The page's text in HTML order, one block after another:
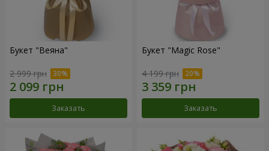
Букет "Веяна"
2 999 грн
Заказать
Букет "Magic Rose"
4 199 грн
Заказать